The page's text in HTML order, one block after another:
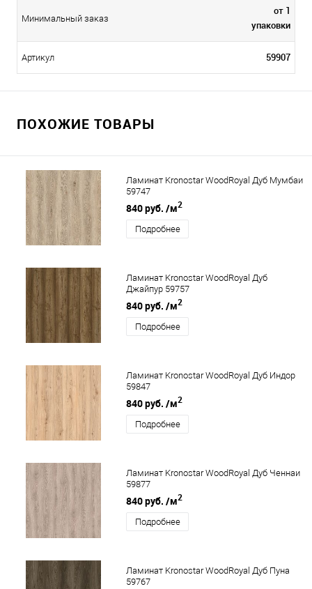
Минимальный заказ
от 1
упаковки
Артикул 59907
ПОХОЖИЕ ТОВАРЫ
Ламинат Kronostar WoodRoyal Дуб Мумбаи
59747
840 руб. /м2
Подробнее
Ламинат Kronostar WoodRoyal Дуб
Джайпур 59757
840 руб. /м2
Подробнее
Ламинат Kronostar WoodRoyal Дуб Индор
59847
840 руб. /м2
Подробнее
Ламинат Kronostar WoodRoyal Дуб Ченнаи
59877
840 руб. /м2
Подробнее
Ламинат Kronostar WoodRoyal Дуб Пуна
59767